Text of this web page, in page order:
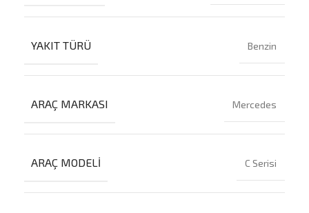
YAKIT TÜRÜ Benzin
ARAÇ MARKASI Mercedes
ARAÇ MODELI C Serisi